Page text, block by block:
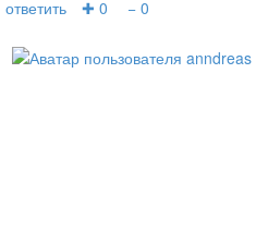
ответить ✚ 0 − 0